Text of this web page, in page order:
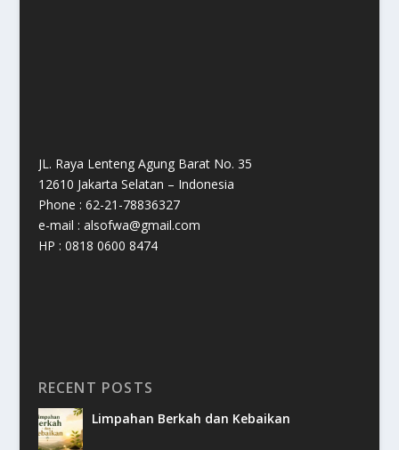
JL. Raya Lenteng Agung Barat No. 35
12610 Jakarta Selatan – Indonesia
Phone : 62-21-78836327
e-mail : alsofwa@gmail.com
HP : 0818 0600 8474
RECENT POSTS
Limpahan Berkah dan Kebaikan